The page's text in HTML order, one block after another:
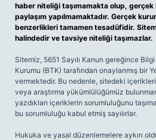
haber niteliği taşımamakta olup, gerçek
paylaşım yapılmamaktadır. Gerçek
benzerlikleri tamamen tesadüfidir.
halindedir ve tavsiye niteliği taşımazlar.
Sitemiz, 5651 Sayılı Kanun gereğince
Kurumu (BTK) tarafından onaylanmış bir
vermektedir. Bu nedenle, sitedeki
veya araştırma yükümlülüğümüz
yazdıkları içeriklerin sorumluluğunu
bu sorumluluğu kabul etmiş sayılırlar.
Hukuka ve yasal düzenlemelere aykırı